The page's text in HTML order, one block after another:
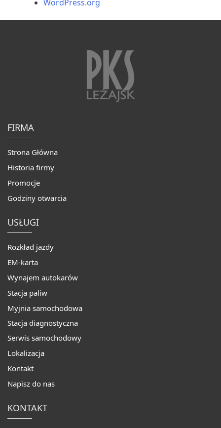
WordPress.org
FIRMA
Strona Główna
Historia firmy
Promocje
Godziny otwarcia
USŁUGI
Rozkład jazdy
EM-karta
Wynajem autokarów
Stacja paliw
Myjnia samochodowa
Stacja diagnostyczna
Serwis samochodowy
Lokalizacja
Kontakt
Napisz do nas
KONTAKT